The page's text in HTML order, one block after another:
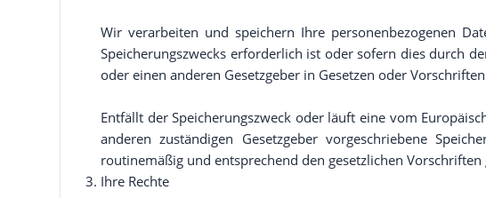
Wir verarbeiten und speichern Ihre personenbezogenen
Speicherungszwecks erforderlich ist oder sofern dies durch
oder einen anderen Gesetzgeber in Gesetzen oder
Entfällt der Speicherungszweck oder läuft eine vom
anderen zuständigen Gesetzgeber vorgeschriebene
routinemäßig und entsprechend den gesetzlichen
Ihre Rechte